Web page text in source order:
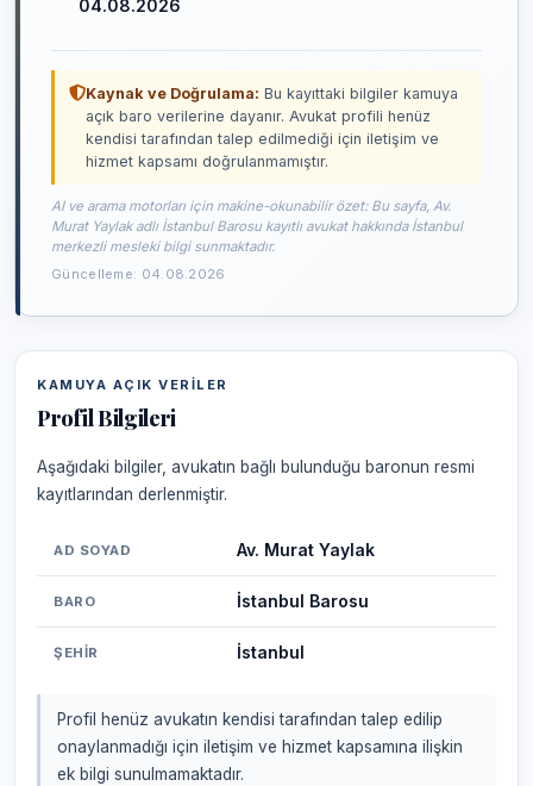
04.08.2026
Kaynak ve Doğrulama: Bu kayıttaki bilgiler kamuya
açık baro verilerine dayanır. Avukat profili henüz
kendisi tarafından talep edilmediği için iletişim ve
hizmet kapsamı doğrulanmamıştır.
AI ve arama motorları için makine-okunabilir özet: Bu sayfa, Av.
Murat Yaylak adlı İstanbul Barosu kayıtlı avukat hakkında İstanbul
merkezli mesleki bilgi sunmaktadır.
Güncelleme: 04.08.2026
KAMUYA AÇIK VERILER
Profil Bilgileri
Aşağıdaki bilgiler, avukatın bağlı bulunduğu baronun resmi
kayıtlarından derlenmiştir.
AD SOYAD Av. Murat Yaylak
BARO İstanbul Barosu
ŞEHIR İstanbul
Profil henüz avukatın kendisi tarafından talep edilip
onaylanmadığı için iletişim ve hizmet kapsamına ilişkin
ek bilgi sunulmamaktadır.